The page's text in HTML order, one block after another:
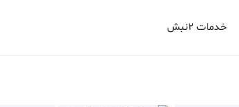
خدمات ۲نبش